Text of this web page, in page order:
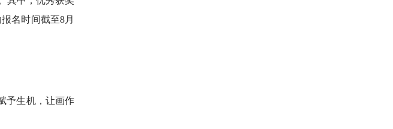
名时间截至8月
予生机，让画作